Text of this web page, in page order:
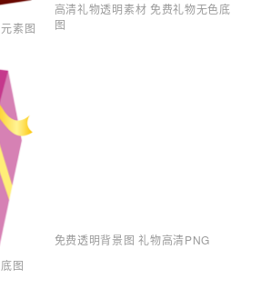
素图
图
高清礼物透明素材 免费礼物无色底
图
免费透明背景图 礼物高清PNG